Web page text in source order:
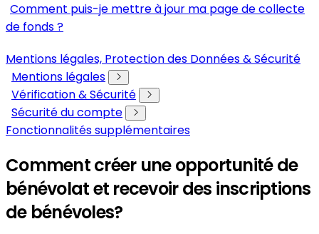
Comment puis-je mettre à jour ma page de collecte
de fonds ?
Mentions légales, Protection des Données & Sécurité
Mentions légales
Vérification & Sécurité
Sécurité du compte
Fonctionnalités supplémentaires
Comment créer une opportunité de
bénévolat et recevoir des inscriptions
de bénévoles?